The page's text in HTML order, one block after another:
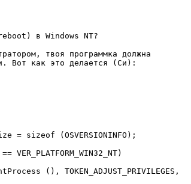
в Windows NT?
твоя программка должна
Вот как это делается (Си):
= sizeof (OSVERSIONINFO);
VER_PLATFORM_WIN32_NT)
(), TOKEN_ADJUST_PRIVILEGES,